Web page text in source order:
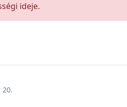
ideje.
20.